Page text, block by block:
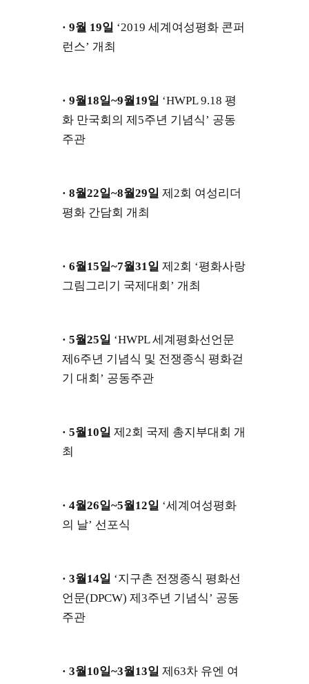
· 9월 19일 ‘2019 세계여성평화 콘퍼
런스’ 개최
· 9월18일~9월19일 ‘HWPL 9.18 평
화 만국회의 제5주년 기념식’ 공동
주관
· 8월22일~8월29일 제2회 여성리더
평화 간담회 개최
· 6월15일~7월31일 제2회 ‘평화사랑
그림그리기 국제대회’ 개최
· 5월25일 ‘HWPL 세계평화선언문
제6주년 기념식 및 전쟁종식 평화걷
기 대회’ 공동주관
· 5월10일 제2회 국제 총지부대회 개
최
· 4월26일~5월12일 ‘세계여성평화
의 날’ 선포식
· 3월14일 ‘지구촌 전쟁종식 평화선
언문(DPCW) 제3주년 기념식’ 공동
주관
· 3월10일~3월13일 제63차 유엔 여